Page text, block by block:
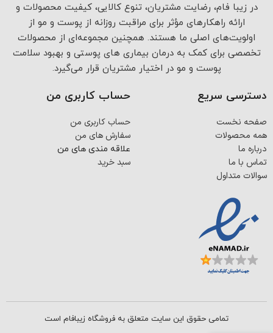
در زیبا فام، رضایت مشتریان، تنوع کالایی، کیفیت محصولات و
ارائه راهکارهای مؤثر برای مراقبت روزانه از پوست و مو از
اولویت‌های اصلی ما هستند. همچنین مجموعه‌ای از محصولات
تخصصی برای کمک به درمان بیماری های پوستی و بهبود سلامت
پوست و مو در اختیار مشتریان قرار می‌گیرد.
دسترسی سریع
صفحه نخست
همه محصولات
درباره ما
تماس با ما
سوالات متداول
حساب کاربری من
حساب کاربری من
سفارش های من
علاقه مندی های من
سبد خرید
تمامی حقوق این سایت متعلق به فروشگاه زیبافام است